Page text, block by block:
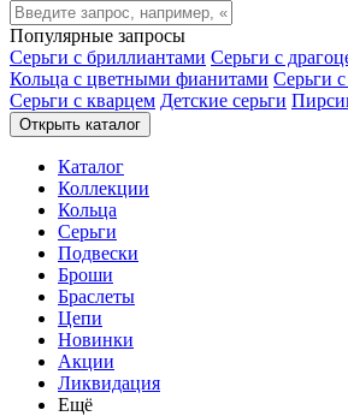
Популярные запросы
Серьги с бриллиантами Серьги с
Кольца с цветными фианитами Серьги
Серьги с кварцем Детские серьги
Открыть каталог
Каталог
Коллекции
Кольца
Серьги
Подвески
Броши
Браслеты
Цепи
Новинки
Акции
Ликвидация
Ещё